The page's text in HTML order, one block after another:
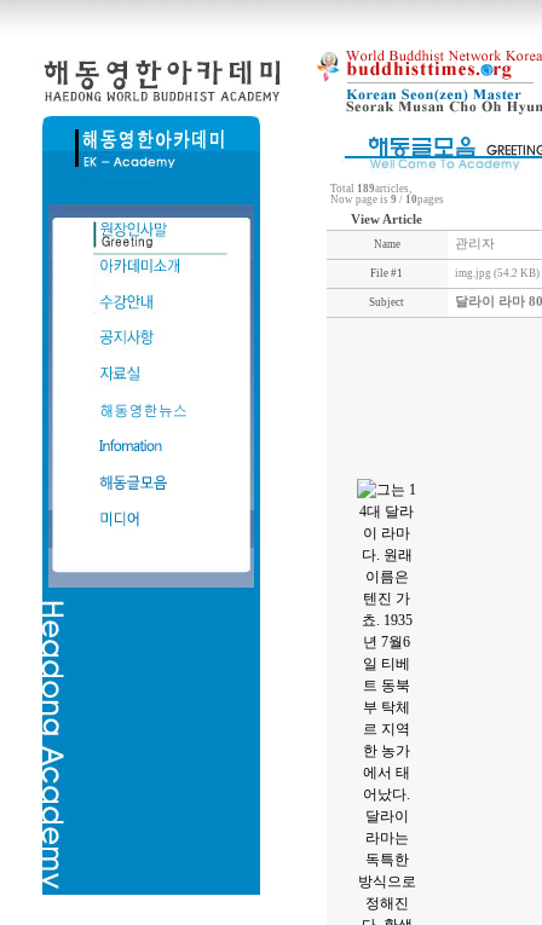
Total 189articles,
Now page is 9 / 10pages
View Article
Name 관리자
File #1 img.jpg (54.2 KB)
Subject 달라이 라마